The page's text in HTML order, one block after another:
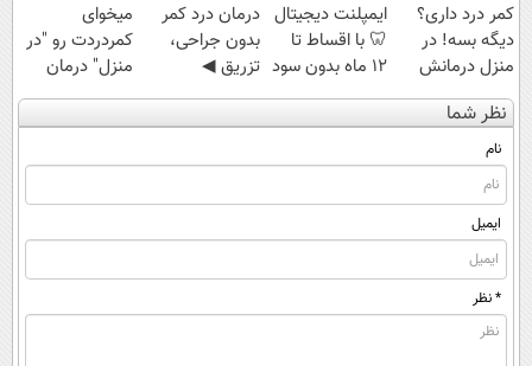
کمر درد داری؟
دیگه بسه! در
منزل درمانش
کن
(◀پرسش‌نامه)
ایمپلنت دیجیتال
🦷 با اقساط تا
12 ماه بدون سود
و ضامن ✅
درمان درد کمر
بدون جراحی،
تزریق ◀
پرسش‌نامه رو پر
کن ▶
میخوای
کمردردت رو "در
منزل" درمان
کنی؟ (◂فیلم +
◂پرسش‌نامه)
نظر شما
نام
ایمیل
* نظر